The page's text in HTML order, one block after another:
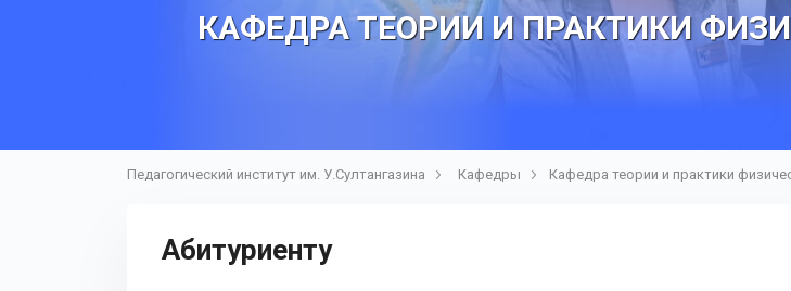
КАФЕДРА ТЕОРИИ И ПРАКТИКИ
Педагогический институт им. У.Султангазина Кафедры Кафедра теории и практики
Абитуриенту